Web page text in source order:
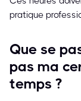
pratique
Que se
pas ma
temps ?